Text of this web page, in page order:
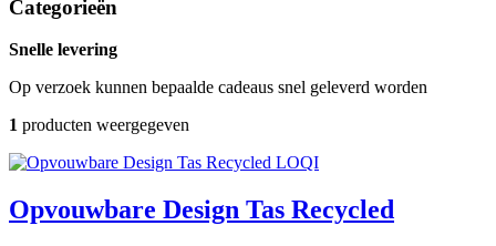
Categorieën
Snelle levering
Op verzoek kunnen bepaalde cadeaus snel geleverd worden
1 producten weergegeven
LOQI
Opvouwbare Design Tas Recycled